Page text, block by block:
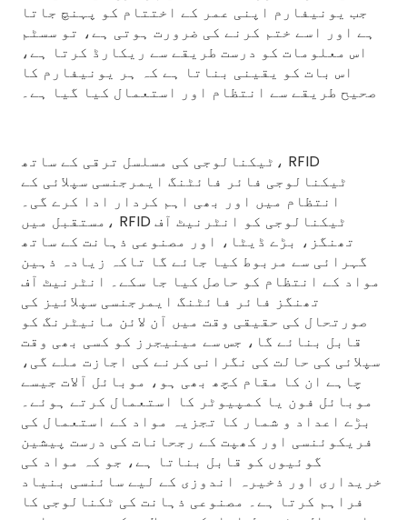
جب یونیفارم اپنی عمر کے اختتام کو پہنچ جاتا
ہے اور اسے ختم کرنے کی ضرورت ہوتی ہے، تو سسٹم
اس معلومات کو درست طریقے سے ریکارڈ کرتا ہے،
اس بات کو یقینی بناتا ہے کہ ہر یونیفارم کا
صحیح طریقے سے انتظام اور استعمال کیا گیا ہے۔
ٹیکنالوجی کی مسلسل ترقی کے ساتھ، RFID
ٹیکنالوجی فائر فائٹنگ ایمرجنسی سپلائی کے
انتظام میں اور بھی اہم کردار ادا کرے گی۔
مستقبل میں، RFID ٹیکنالوجی کو انٹرنیٹ آف
تھنگز، بڑے ڈیٹا، اور مصنوعی ذہانت کے ساتھ
گہرائی سے مربوط کیا جائے گا تاکہ زیادہ ذہین
مواد کے انتظام کو حاصل کیا جا سکے۔ انٹرنیٹ آف
تھنگز فائر فائٹنگ ایمرجنسی سپلائیز کی
صورتحال کی حقیقی وقت میں آن لائن مانیٹرنگ کو
قابل بنائے گا، جس سے مینیجرز کو کسی بھی وقت
سپلائی کی حالت کی نگرانی کرنے کی اجازت ملے گی،
چاہے ان کا مقام کچھ بھی ہو، موبائل آلات جیسے
موبائل فون یا کمپیوٹر کا استعمال کرتے ہوئے۔
بڑے اعداد و شمار کا تجزیہ مواد کے استعمال کی
فریکوئنسی اور کھپت کے رجحانات کی درست پیشین
گوئیوں کو قابل بناتا ہے، جو کہ مواد کی
خریداری اور ذخیرہ اندوزی کے لیے سائنسی بنیاد
فراہم کرتا ہے۔ مصنوعی ذہانت کی ٹکنالوجی کا